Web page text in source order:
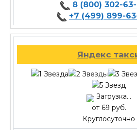
8 (800) 302-
+7 (499) 899-
Яндекс
Загрузка...
от 69 руб.
Круглосуточно